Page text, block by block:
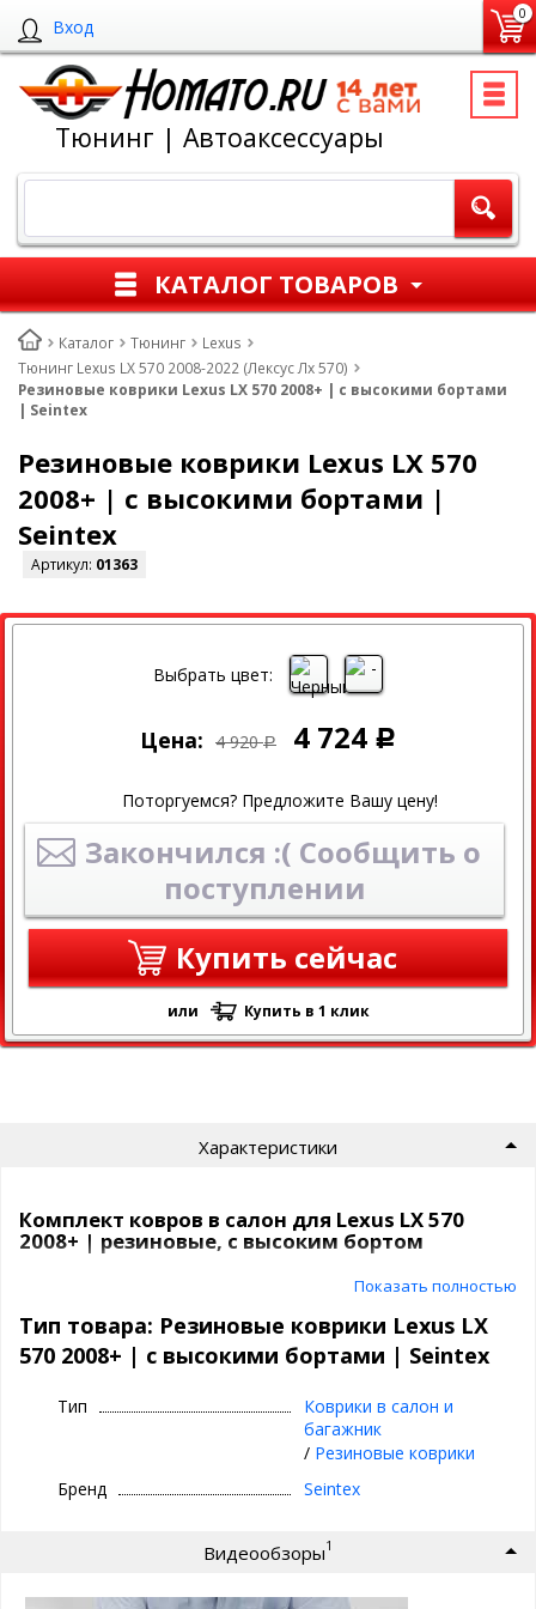
Вход
0
Тюнинг | Автоаксессуары
КАТАЛОГ ТОВАРОВ
Каталог Тюнинг
Lexus
Тюнинг Lexus LX 570 2008-2022 (Лексус Лх 570)
Резиновые коврики Lexus LX 570 2008+ | с высокими бортами
| Seintex
Резиновые коврики Lexus LX 570
2008+ | с высокими бортами |
Seintex
Артикул: 01363
СКИДКА
Выбрать цвет:
Цена: 4 920 Р 4 724 Р
Поторгуемся? Предложите Вашу цену!
Закончился :( Сообщить о
поступлении
Купить сейчас
или Купить в 1 клик
Характеристики
Комплект ковров в салон для Lexus LX 570
2008+ | резиновые, с высоким бортом
Резиновые коврики в машину | Seintex
⊕ высокие бортики 3,5 см
⊕ надежно фиксируются, так как сделаны под
оригинальный крепеж, идельно повторяют
⊕ используются каждый день круглый год -
лето, осень, зима, весна
скольжения с обратной стороны
⊕ износостойки, легко чистятся и моются,
просты в уходе
Показать полностью
Тип товара: Резиновые коврики Lexus LX
570 2008+ | с высокими бортами | Seintex
Тип
Коврики в салон и
багажник
/ Резиновые коврики
Бренд
Seintex
Видеообзоры1